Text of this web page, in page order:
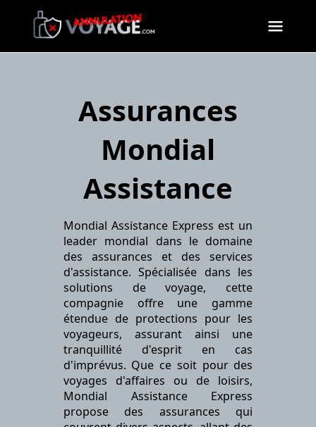
Annulation voyage>
Mondial Assistance
Assurances
Mondial
Assistance
Mondial Assistance Express est un
leader mondial dans le domaine
des assurances et des services
d'assistance. Spécialisée dans les
solutions de voyage, cette
compagnie offre une gamme
étendue de protections pour les
voyageurs, assurant ainsi une
tranquillité d'esprit en cas
d'imprévus. Que ce soit pour des
voyages d'affaires ou de loisirs,
Mondial Assistance Express
propose des assurances qui